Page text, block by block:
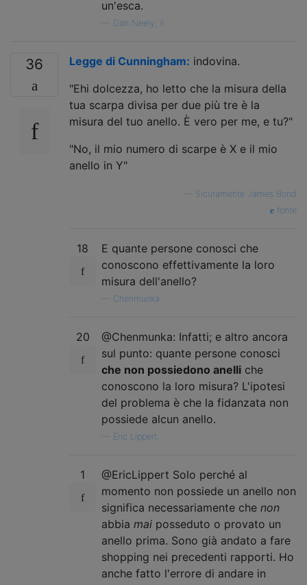
un'esca.
Dan Neely, il
36 Legge di Cunningham: indovina.
"Ehi dolcezza, ho letto che la misura della
tua scarpa divisa per due più tre è la
misura del tuo anello. È vero per me, e tu?"
"No, il mio numero di scarpe è X e il mio
anello in Y"
Sicuramente James Bond
fonte
18
E quante persone conosci che
conoscono effettivamente la loro
misura dell'anello?
Chenmunka
20
@Chenmunka: Infatti; e altro ancora
sul punto: quante persone conosci
che non possiedono anelli che
conoscono la loro misura? L'ipotesi
del problema è che la fidanzata non
possiede alcun anello.
Eric Lippert,
1
@EricLippert Solo perché al
momento non possiede un anello non
significa necessariamente che non
abbia mai posseduto o provato un
anello prima. Sono già andato a fare
shopping nei precedenti rapporti. Ho
anche fatto l'errore di andare in